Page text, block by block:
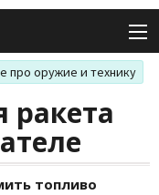
про оружие и технику
ракета
топливо